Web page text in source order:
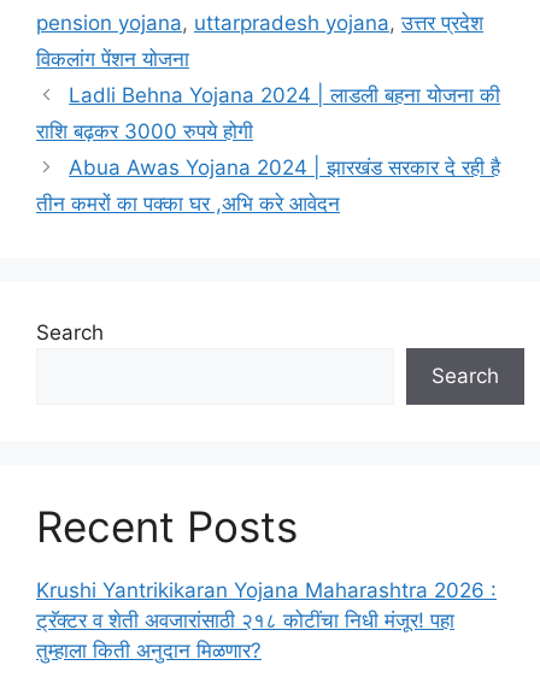
pension yojana, uttarpradesh yojana,उत्तर प्रदेश
विकलांग पेंशन योजना
Ladli Behna Yojana 2024 | लाडली बहना योजना की
राशि बढ़कर 3000 रुपये होगी
Abua Awas Yojana 2024 | झारखंड सरकार दे रही है
तीन कमरों का पक्का घर ,अभि करे आवेदन
Search
Search
Recent Posts
Krushi Yantrikikaran Yojana Maharashtra 2026 :
ट्रॅक्टर व शेती अवजारांसाठी २१८ कोटींचा निधी मंजूर! पहा
तुम्हाला किती अनुदान मिळणार?